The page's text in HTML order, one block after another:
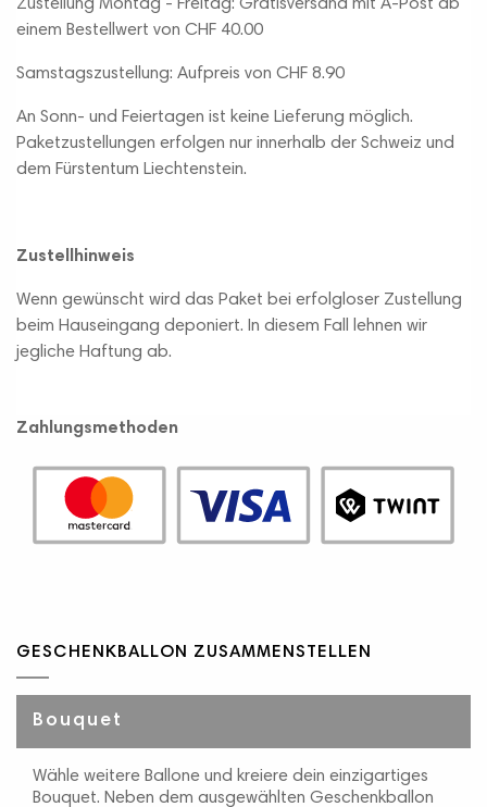
Zustellung Montag - Freitag: Gratisversand mit A-Post ab
einem Bestellwert von CHF 40.00
Samstagszustellung: Aufpreis von CHF 8.90
An Sonn- und Feiertagen ist keine Lieferung möglich.
Paketzustellungen erfolgen nur innerhalb der Schweiz und
dem Fürstentum Liechtenstein.
Zustellhinweis
Wenn gewünscht wird das Paket bei erfolgloser Zustellung
beim Hauseingang deponiert. In diesem Fall lehnen wir
jegliche Haftung ab.
Zahlungsmethoden
GESCHENKBALLON ZUSAMMENSTELLEN
Bouquet
Wähle weitere Ballone und kreiere dein einzigartiges
Bouquet. Neben dem ausgewählten Geschenkballon